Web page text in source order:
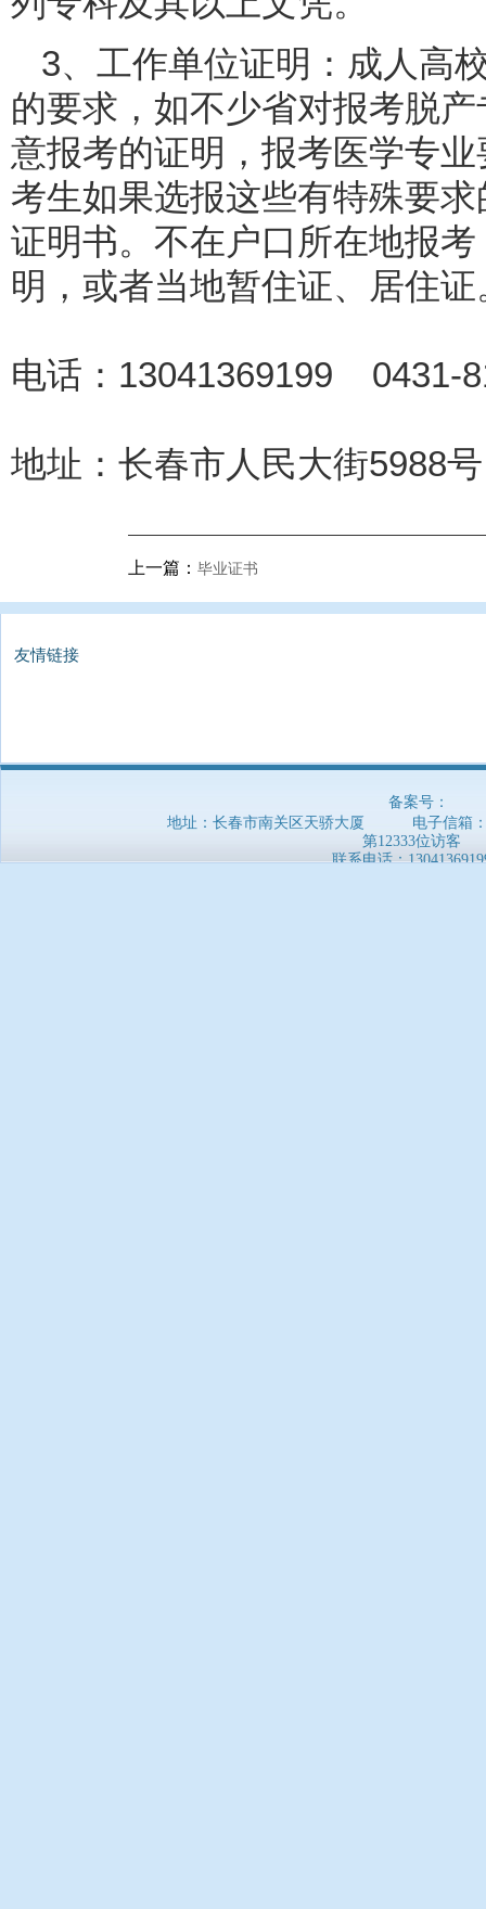
3、工作单位证明：成人高
的要求，如不少省对报考脱
意报考的证明，报考医学专
考生如果选报这些有特殊要
证明书。不在户口所在地报
明，或者当地暂住证、居住证
电话：13041369199 0431-
地址：长春市人民大街5988号
上一篇： 毕业证书
友情链接
备案号：
地址：长春市南关区天骄大厦 电子信箱：
第12333位访客
联系电话：